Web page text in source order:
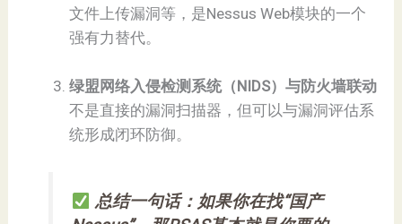
文件上传漏洞等，是Nessus Web模块的一个
强有力替代。
绿盟网络入侵检测系统（NIDS）与防火墙联动
不是直接的漏洞扫描器，但可以与漏洞评估系
统形成闭环防御。
总结一句话：如果你在找“国产